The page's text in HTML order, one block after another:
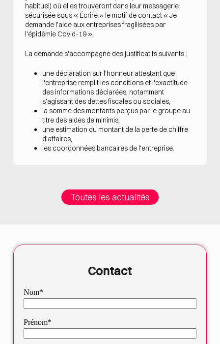
habituel) où elles trouveront dans leur messagerie
sécurisée sous « Écrire » le motif de contact « Je
demande l'aide aux entreprises fragilisées par
l'épidémie Covid-19 ».
La demande s'accompagne des justificatifs suivants :
une déclaration sur l'honneur attestant que
l'entreprise remplit les conditions et l'exactitude
des informations déclarées, notamment
s’agissant des dettes fiscales ou sociales,
la somme des montants perçus par le groupe au
titre des aides de minimis,
une estimation du montant de la perte de chiffre
d'affaires,
les coordonnées bancaires de l'entreprise.
Toutes les actualités
Contact
Nom*
Prénom*